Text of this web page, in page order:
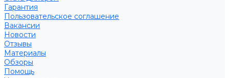
Гарантия
Пользовательское соглашение
Вакансии
Новости
Отзывы
Материалы
Обзоры
Помощь